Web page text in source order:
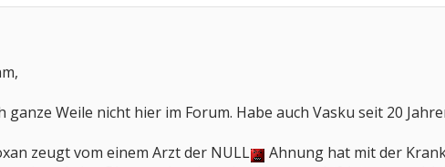
ganze Weile nicht hier im Forum. Habe auch Vasku seit 20
zeugt vom einem Arzt der NULL
Ahnung hat mit der